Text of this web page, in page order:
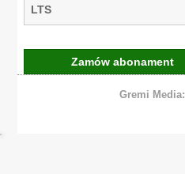
LTS
Zamów abonament
Gremi Media: